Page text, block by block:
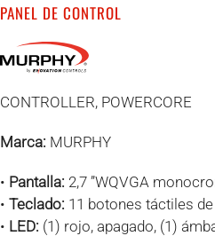
PANEL DE CONTROL
CONTROLLER, POWERCORE
Marca: MURPHY
• Pantalla: 2,7 ”WQVGA
• Teclado: 11 botones táctiles
• LED: (1) rojo, apagado, (1)